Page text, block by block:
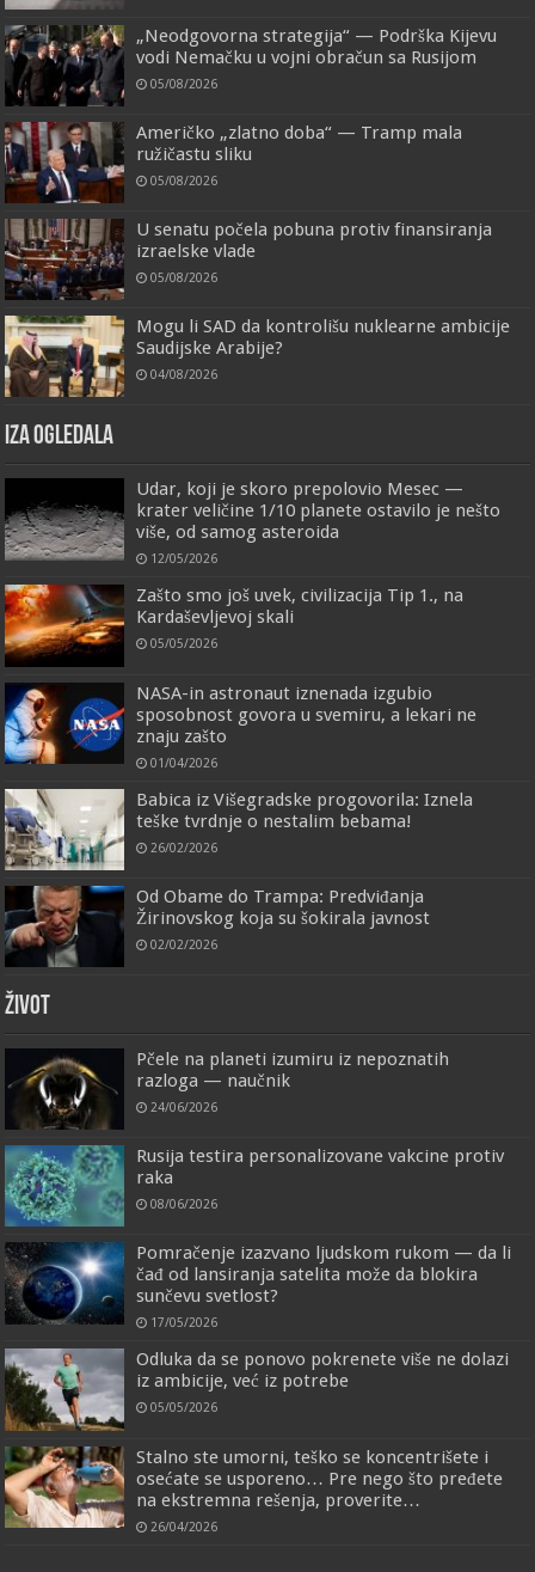
„Neodgovorna strategija“ — Podrška Kijevu
vodi Nemačku u vojni obračun sa Rusijom
05/08/2026
Američko „zlatno doba“ — Tramp mala
ružičastu sliku
05/08/2026
U senatu počela pobuna protiv finansiranja
izraelske vlade
05/08/2026
Mogu li SAD da kontrolišu nuklearne ambicije
Saudijske Arabije?
04/08/2026
IZA OGLEDALA
Udar, koji je skoro prepolovio Mesec —
krater veličine 1/10 planete ostavilo je nešto
više, od samog asteroida
12/05/2026
Zašto smo još uvek, civilizacija Tip 1., na
Kardaševljevoj skali
05/05/2026
NASA-in astronaut iznenada izgubio
sposobnost govora u svemiru, a lekari ne
znaju zašto
01/04/2026
Babica iz Višegradske progovorila: Iznela
teške tvrdnje o nestalim bebama!
26/02/2026
Od Obame do Trampa: Predviđanja
Žirinovskog koja su šokirala javnost
02/02/2026
ŽIVOT
Pčele na planeti izumiru iz nepoznatih
razloga — naučnik
24/06/2026
Rusija testira personalizovane vakcine protiv
raka
08/06/2026
Pomračenje izazvano ljudskom rukom — da li
čađ od lansiranja satelita može da blokira
sunčevu svetlost?
17/05/2026
Odluka da se ponovo pokrenete više ne dolazi
iz ambicije, već iz potrebe
05/05/2026
Stalno ste umorni, teško se koncentrišete i
osećate se usporeno… Pre nego što pređete
na ekstremna rešenja, proverite…
26/04/2026